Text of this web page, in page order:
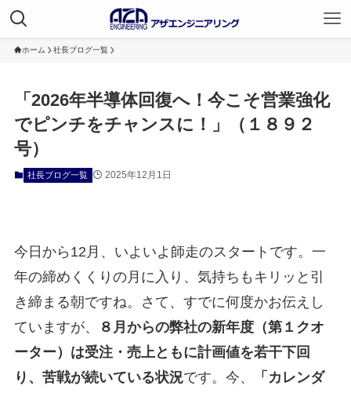
ホーム 社長ブログ一覧
「2026年半導体回復へ！今こそ営業強化
でピンチをチャンスに！」（１８９２
号）
社長ブログ一覧 2025年12月1日
今日から12月、いよいよ師走のスタートです。一
年の締めくくりの月に入り、気持ちもキリッと引
き締まる朝ですね。さて、すでに何度かお伝えし
ていますが、
８月からの弊社の新年度（第１クオ
ーター）は受注・売上ともに計画値を若干下回
り、苦戦が続いている状況です。今、
「カレンダ